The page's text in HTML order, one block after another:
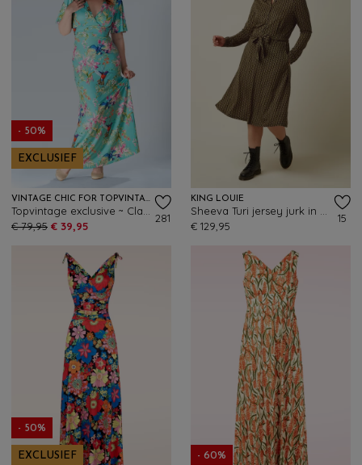
- 50%
EXCLUSIEF
VINTAGE CHIC FOR TOPVINTAGE
€ 79,95 € 39,95
281
KING LOUIE
€ 129,95
15
- 50%
EXCLUSIEF - 60%